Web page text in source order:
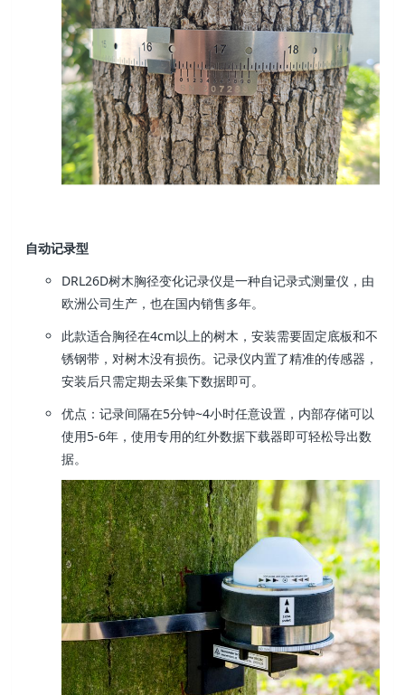
自动记录型
DRL26D树木胸径变化记录仪是一种自记录式测量仪，由
欧洲公司生产，也在国内销售多年。
此款适合胸径在4cm以上的树木，安装需要固定底板和不
锈钢带，对树木没有损伤。记录仪内置了精准的传感器，
安装后只需定期去采集下数据即可。
优点：记录间隔在5分钟~4小时任意设置，内部存储可以
使用5-6年，使用专用的红外数据下载器即可轻松导出数
据。